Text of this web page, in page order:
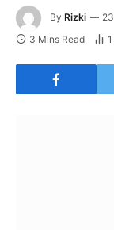
By Rizki
3 Mins Read 1